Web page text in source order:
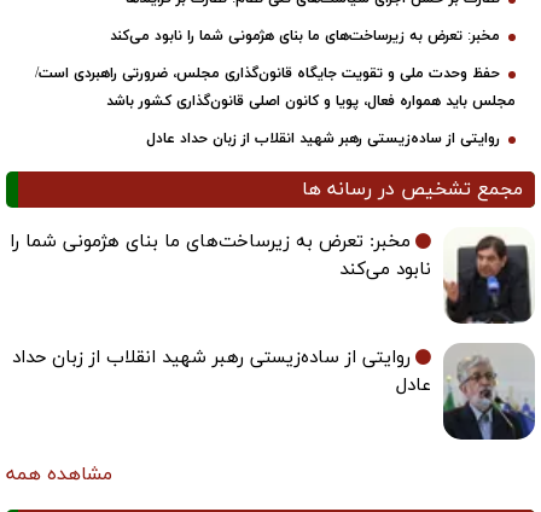
مخبر: تعرض به زیرساخت‌های ما بنای هژمونی شما را نابود می‌کند
حفظ وحدت ملی و تقویت جایگاه قانون‌گذاری مجلس، ضرورتی راهبردی است/
مجلس باید همواره فعال، پویا و کانون اصلی قانون‌گذاری کشور باشد
روایتی از ساده‌زیستی رهبر شهید انقلاب از زبان حداد عادل
مجمع تشخیص در رسانه ها
مخبر: تعرض به زیرساخت‌های ما بنای هژمونی شما را
نابود می‌کند
روایتی از ساده‌زیستی رهبر شهید انقلاب از زبان حداد
عادل
مشاهده همه